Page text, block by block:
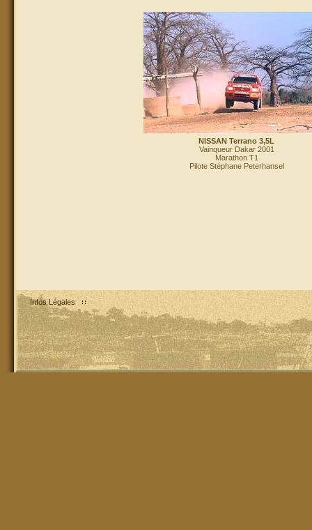
NISSAN Terrano 3,5L
Vainqueur Dakar 2001
Marathon T1
Pilote Stéphane Peterhansel
Infos Légales